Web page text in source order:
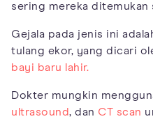
sering mereka ditemukan
Gejala pada jenis ini
tulang ekor, yang dicari
bayi baru lahir.
Dokter mungkin
ultrasound, dan CT scan